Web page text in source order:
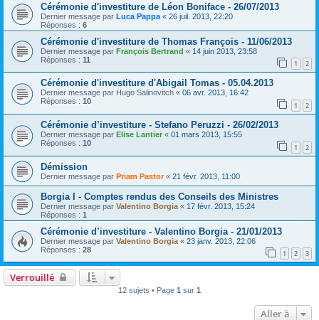
Cérémonie d'investiture de Léon Boniface - 26/07/2013
Dernier message par Luca Pappa « 26 juil. 2013, 22:20
Réponses : 6
Cérémonie d'investiture de Thomas François - 11/06/2013
Dernier message par François Bertrand « 14 juin 2013, 23:58
Réponses : 11 1 2
Cérémonie d'investiture d'Abigail Tomas - 05.04.2013
Dernier message par Hugo Salinovitch « 06 avr. 2013, 16:42
Réponses : 10 1 2
Cérémonie d’investiture - Stefano Peruzzi - 26/02/2013
Dernier message par Elise Lantier « 01 mars 2013, 15:55
Réponses : 10 1 2
Démission
Dernier message par Priam Pastor« 21 févr. 2013, 11:00
Borgia I - Comptes rendus des Conseils des Ministres
Dernier message par Valentino Borgia « 17 févr. 2013, 15:24
Réponses : 1
Cérémonie d’investiture - Valentino Borgia - 21/01/2013
Dernier message par Valentino Borgia « 23 janv. 2013, 22:06
Réponses : 28 1 2 3
Verrouillé
12 sujets • Page 1 sur 1
Aller à